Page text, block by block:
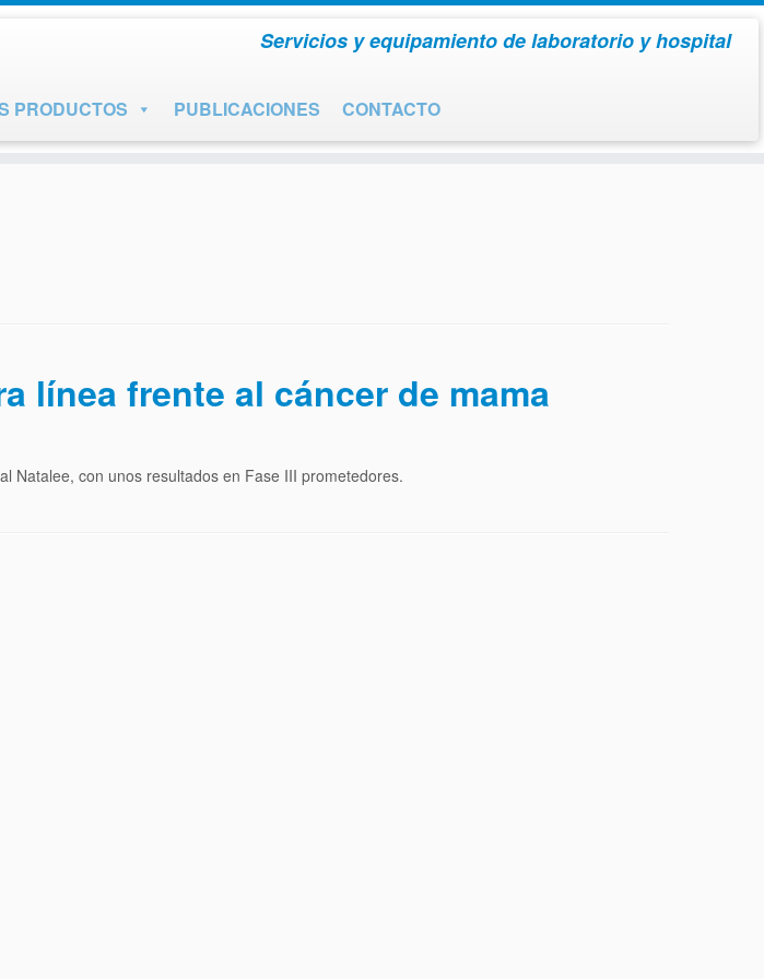
Servicios y equipamiento de laboratorio y hospital
PRODUCTOS PUBLICACIONES CONTACTO
línea frente al cáncer de mama
Natalee, con unos resultados en Fase III prometedores.